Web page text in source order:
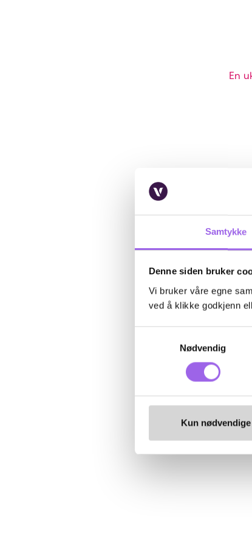
Samtykke
Denne siden bruker
Vi bruker våre egne
ved å klikke godkjenn
Nødvendig
Kun
En